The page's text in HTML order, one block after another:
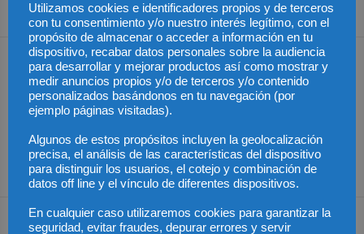
Share
Artículo anterior
La acreditación, uno de los
pilares que impulsan la
competitividad y la
internacionalización
empresarial, según el
Banco Mundial
Artículo siguiente
Chile – Preocupación por la
Artículos relacionados Más del autor
Utilizamos cookies e identificadores propios y de terceros
con tu consentimiento y/o nuestro interés legítimo, con el
propósito de almacenar o acceder a información en tu
dispositivo, recabar datos personales sobre la audiencia
para desarrollar y mejorar productos así como mostrar y
medir anuncios propios y/o de terceros y/o contenido
personalizados basándonos en tu navegación (por
ejemplo páginas visitadas).
Algunos de estos propósitos incluyen la geolocalización
precisa, el análisis de las características del dispositivo
para distinguir los usuarios, el cotejo y combinación de
datos off line y el vínculo de diferentes dispositivos.
En cualquier caso utilizaremos cookies para garantizar la
seguridad, evitar fraudes, depurar errores y servir